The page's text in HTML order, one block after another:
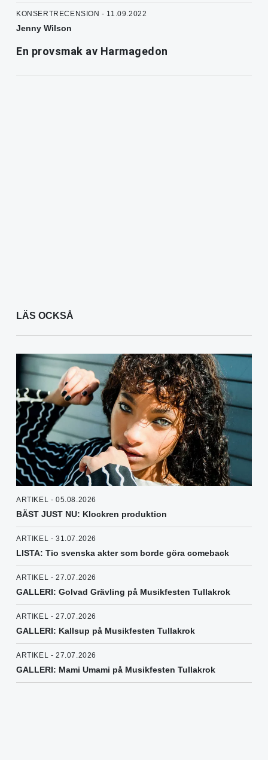
KONSERTRECENSION - 11.09.2022
Jenny Wilson
En provsmak av Harmagedon
LÄS OCKSÅ
ARTIKEL - 05.08.2026
BÄST JUST NU: Klockren produktion
ARTIKEL - 31.07.2026
LISTA: Tio svenska akter som borde göra comeback
ARTIKEL - 27.07.2026
GALLERI: Golvad Grävling på Musikfesten Tullakrok
ARTIKEL - 27.07.2026
GALLERI: Kallsup på Musikfesten Tullakrok
ARTIKEL - 27.07.2026
GALLERI: Mami Umami på Musikfesten Tullakrok